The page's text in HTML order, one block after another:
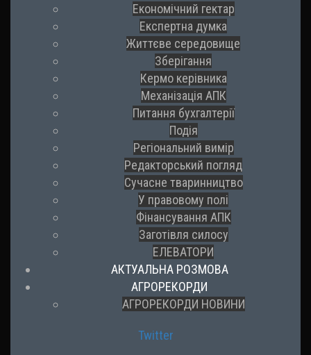
Економічний гектар
Експертна думка
Життєве середовище
Зберігання
Кермо керівника
Механізація АПК
Питання бухгалтерії
Подія
Регіональний вимір
Редакторський погляд
Сучасне тваринництво
У правовому полі
Фінансування АПК
Заготівля силосу
ЕЛЕВАТОРИ
АКТУАЛЬНА РОЗМОВА
АГРОРЕКОРДИ
АГРОРЕКОРДИ НОВИНИ
Twitter